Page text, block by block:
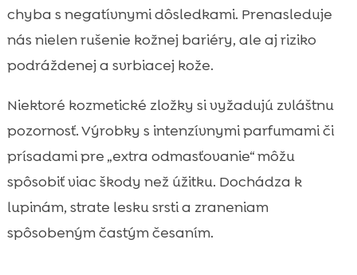
chyba s negatívnymi dôsledkami. Prenasleduje
nás nielen rušenie kožnej bariéry, ale aj riziko
podráždenej a svrbiacej kože.
Niektoré kozmetické zložky si vyžadujú zvláštnu
pozornosť. Výrobky s intenzívnymi parfumami či
prísadami pre „extra odmasťovanie“ môžu
spôsobiť viac škody než úžitku. Dochádza k
lupinám, strate lesku srsti a zraneniam
spôsobeným častým česaním.